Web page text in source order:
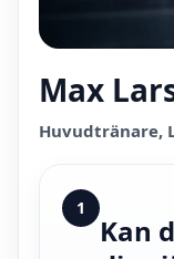
Max
Huvudtränare,
1
Kan